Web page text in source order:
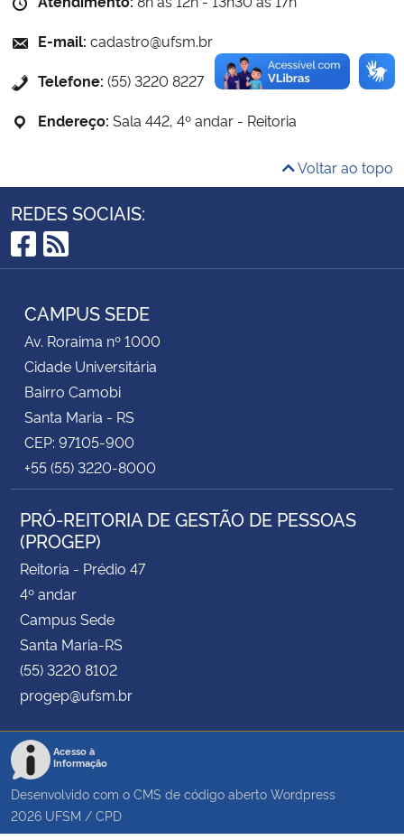
Secretaria-Geral
Secretaria de Governo
Advocacia-Geral da União
Planalto
E-mail: cadastro@ufsm.br
Telefone: (55) 3220 8227
Endereço: Sala 442, 4º andar - Reitoria
Voltar ao topo
REDES SOCIAIS:
Facebook
RSS
CAMPUS SEDE
Av. Roraima nº 1000
Cidade Universitária
Bairro Camobi
Santa Maria - RS
CEP: 97105-900
+55 (55) 3220-8000
PRÓ-REITORIA DE GESTÃO DE PESSOAS
(PROGEP)
Reitoria - Prédio 47
4º andar
Campus Sede
Santa Maria-RS
(55) 3220 8102
progep@ufsm.br
Acesso à
Informação
Desenvolvido com o CMS de código aberto Wordpress
2026 UFSM / CPD